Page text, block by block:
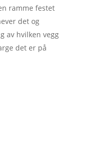
ramme festet
det og
av hvilken vegg
det er på